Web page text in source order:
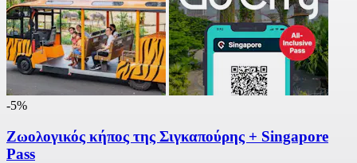
-5%
Ζωολογικός κήπος της Σιγκαπούρης + Singapore
Pass